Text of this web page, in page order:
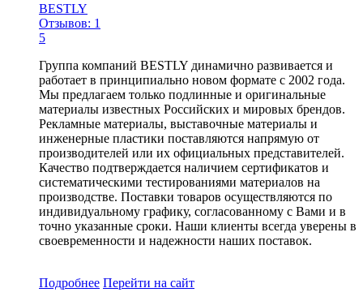
BESTLY
Отзывов: 1
5
Группа компаний BESTLY динамично развивается и
работает в принципиально новом формате с 2002 года.
Мы предлагаем только подлинные и оригинальные
материалы известных Российских и мировых брендов.
Рекламные материалы, выставочные материалы и
инженерные пластики поставляются напрямую от
производителей или их официальных представителей.
Качество подтверждается наличием сертификатов и
систематическими тестированиями материалов на
производстве. Поставки товаров осуществляются по
индивидуальному графику, согласованному с Вами и в
точно указанные сроки. Наши клиенты всегда уверены в
своевременности и надежности наших поставок.
Подробнее Перейти на сайт